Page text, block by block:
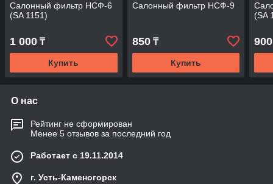
Салонный фильтр НСФ-6
(SA 1151)
1 000 ₸
Купить
Салонный фильтр НСФ-9
850₸
Купить
(SA
900
О нас
Рейтинг не сформирован
Менее 5 отзывов за последний год
Работает с 19.11.2014
г. Усть-Каменогорск